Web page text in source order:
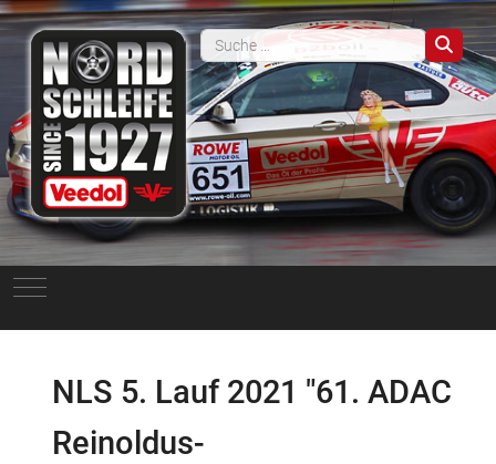
Mobile Menu Toggle
NLS 5. Lauf 2021 "61. ADAC
Reinoldus-